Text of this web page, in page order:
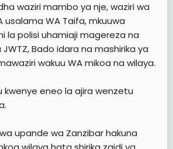
waziri mambo ya nje, waziri wa
usalama WA Taifa, mkuuwa
la polisi uhamiaji magereza na
Bado idara na mashirika ya
wakuu WA mikoa na wilaya.
kwenye eneo la ajira wenzetu
upande wa Zanzibar hakuna